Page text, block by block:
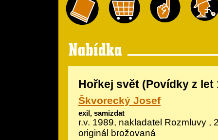
Hořkej svět (Povídky z let
Škvorecký Josef
exil, samizdat
r.v. 1989, nakladatel Rozmluvy ,
originál brožovaná